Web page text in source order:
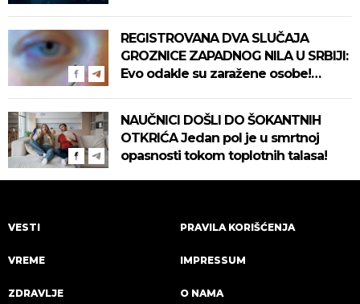
REGISTROVANA DVA SLUČAJA
GROZNICE ZAPADNOG NILA U SRBIJI:
Evo odakle su zaražene osobe!
NAUČNICI DOŠLI DO ŠOKANTNIH
OTKRIĆA Jedan pol je u smrtnoj
opasnosti tokom toplotnih talasa!
VESTI
VREME
ZDRAVLJE
PRAVILA KORIŠĆENJA
IMPRESSUM
O NAMA